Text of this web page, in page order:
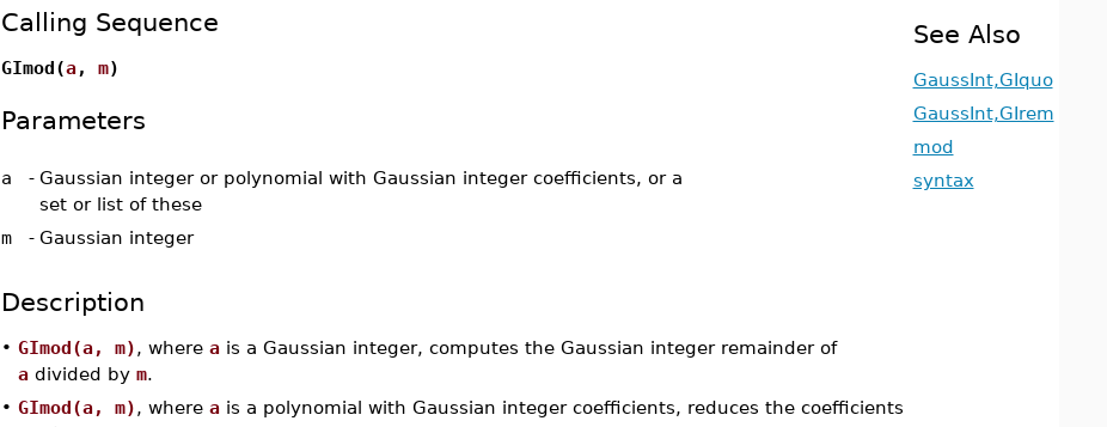
Calling Sequence
GImod(a, m)
Parameters
a - Gaussian integer or polynomial with Gaussian integer coefficients, or a
set or list of these
m
- Gaussian integer
Description
• GImod(a, m), where ais a Gaussian integer, computes the Gaussian integer remainder of
adivided by m.
• GImod(a, m), where ais a polynomial with Gaussian integer coefficients, reduces the coefficients
See Also
GaussInt,GIquo
GaussInt,GIrem
mod
syntax